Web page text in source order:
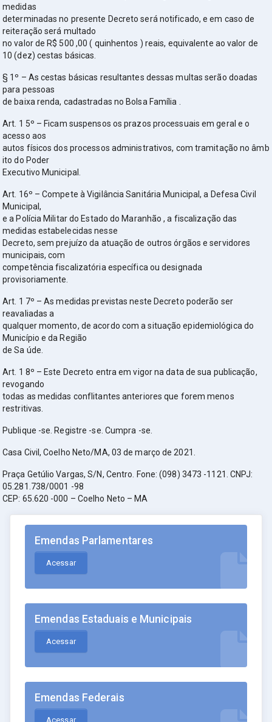
medidas
determinadas no presente Decreto será notificado, e em caso de
reiteração será multado
no valor de R$ 500 ,00 ( quinhentos ) reais, equivalente ao valor de
10 (dez) cestas básicas.
§ 1º – As cestas básicas resultantes dessas multas serão doadas
para pessoas
de baixa renda, cadastradas no Bolsa Família .
Art. 1 5º – Ficam suspensos os prazos processuais em geral e o
acesso aos
autos físicos dos processos administrativos, com tramitação no âmb
ito do Poder
Executivo Municipal.
Art. 16º – Compete à Vigilância Sanitária Municipal, a Defesa Civil
Municipal,
e a Polícia Militar do Estado do Maranhão , a fiscalização das
medidas estabelecidas nesse
Decreto, sem prejuízo da atuação de outros órgãos e servidores
municipais, com
competência fiscalizatória específica ou designada
provisoriamente.
Art. 1 7º – As medidas previstas neste Decreto poderão ser
reavaliadas a
qualquer momento, de acordo com a situação epidemiológica do
Município e da Região
de Sa úde.
Art. 1 8º – Este Decreto entra em vigor na data de sua publicação,
revogando
todas as medidas conflitantes anteriores que forem menos
restritivas.
Publique -se. Registre -se. Cumpra -se.
Casa Civil, Coelho Neto/MA, 03 de março de 2021.
Praça Getúlio Vargas, S/N, Centro. Fone: (098) 3473 -1121. CNPJ:
05.281.738/0001 -98
CEP: 65.620 -000 – Coelho Neto – MA
Emendas Parlamentares
Acessar
Emendas Estaduais e Municipais
Acessar
Emendas Federais
Acessar